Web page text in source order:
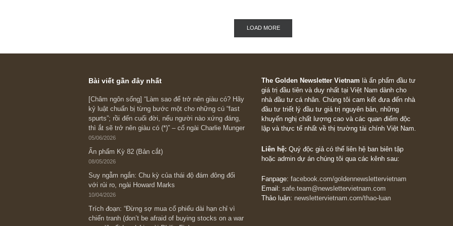
đảm bảo bằng chính cổ
công ty đứng sau là “tấn
cười” duy nhất tại Việt
(đăng lại)
Tân Hoàng Minh thời gian vừa qua liên quan
danh “Lừa đảo chiếm đoạt tài sản” khi huy